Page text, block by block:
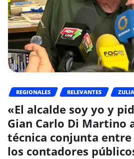
REGIONALES RELEVANTES ZULIA
«El alcalde soy yo y
Gian Carlo Di Martino
técnica conjunta entre
los contadores